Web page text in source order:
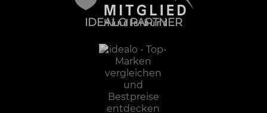
IDEALO PARTNER